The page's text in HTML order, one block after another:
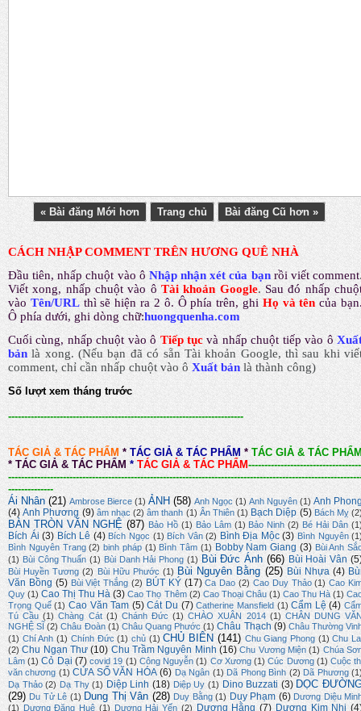
« Bài đăng Mới hơn Trang chủ Bài đăng Cũ hơn »
CÁCH NHẬP COMMENT TRÊN HƯƠNG QUÊ NHÀ
Đầu tiên, nhấp chuột vào ô Nhập nhận xét của bạn rồi viết comment
Viết xong, nhấp chuột vào ô Tài khoản Google. Sau đó nhấp
vào Tên/URL thì sẽ hiện ra 2 ô. Ô phía trên, ghi Họ và tên của
Ô phía dưới, ghi dòng chữ:huongquenha.com
Cuối cùng, nhấp chuột vào ô Tiếp tục và nhấp chuột tiếp vào ô
bản là xong.(Nếu bạn đã có sẵn Tài khoản Google, thì sau khi
comment, chỉ cần nhấp chuột vào ô Xuất bản là thành công)
Số lượt xem tháng trước
-------------------------------------------------------------------------
TÁC GIẢ & TÁC PHẨM * TÁC GIẢ & TÁC PHẨM * TÁC GIẢ & TÁC
* TÁC GIẢ & TÁC PHẨM * TÁC GIẢ & TÁC PHẨM-----------------------------------
--------------
Ái Nhân (21) Ambrose Bierce (1) ẢNH (58) Anh Ngọc (1) Anh Nguyên (1) Anh
(4) Anh Phương (9) âm nhạc (2) âm thanh (1) Ân Thiên (1) Bạch Diệp (5) Bách Mỵ
BÀN TRÒN VĂN NGHỆ (87) Bảo Hồ (1) Bảo Lâm (1) Bảo Ninh (2) Bé Hải Dân
Bích Ái (3) Bích Lê (4) Bích Ngọc (1) Bích Vân (2) Bình Địa Mộc (3) Bình Nguyên
Bình Nguyên Trang (2) binh pháp (1) Bình Tâm (1) Bobby Nam Giang (3) Bùi Anh
(1) Bùi Công Thuấn (1) Bùi Danh Hải Phong (1) Bùi Đức Ánh (66) Bùi Hoài Vân
Bùi Huyền Tương (2) Bùi Hữu Phước (1) Bùi Nguyên Bằng (25) Bùi Nhựa (4)
Văn Bồng (5) Bùi Việt Thắng (2) BÚT KÝ (17) Ca Dao (2) Cao Duy Thảo (1) Cao
Quy (1) Cao Thị Thu Hà (3) Cao Thọ Thêm (2) Cao Thoại Châu (1) Cao Thu Hà (1)
Trọng Quế (1) Cao Văn Tam (5) Cát Du (7) Catherine Mansfield (1) Cẩm Lệ (4)
Tú Cầu (1) Chàng Cát (1) Chánh Đức (1) CHÀO XUÂN 2014 (1) CHÂN DUNG
NGHỆ SĨ (2) Châu Đoàn (1) Châu Quang Phước (1) Châu Thạch (9) Châu Thường
(1) Chí Anh (1) Chính Đức (1) chủ (1) CHỦ BIÊN (141) Chu Giang Phong (1) Chu
(2) Chu Ngạn Thư (10) Chu Trầm Nguyên Minh (16) Chu Vương Miện (1) Chúa
Lâm (1) Cỏ Dại (7) covid 19 (1) Công Nguyễn (1) Cơ Xương (1) Cúc Dương (1) Cuộc
văn chương (1) CỬA SỔ VĂN HÓA (6) Dạ Ngân (1) Dã Phong Bình (2) Dã Phương
Dạ Thảo (2) Dạ Thy (1) Diệp Linh (18) Diệp Uy (1) Dino Buzzati (3) DỌC
(29) Du Tử Lê (1) Dung Thị Vân (28) Duy Bằng (1) Duy Phạm (6) Dương Diệu
(1)
Dương Đăng Huệ (1) Dương Hải Yến (2) Dương Hằng (7) Dương Kim Nhi